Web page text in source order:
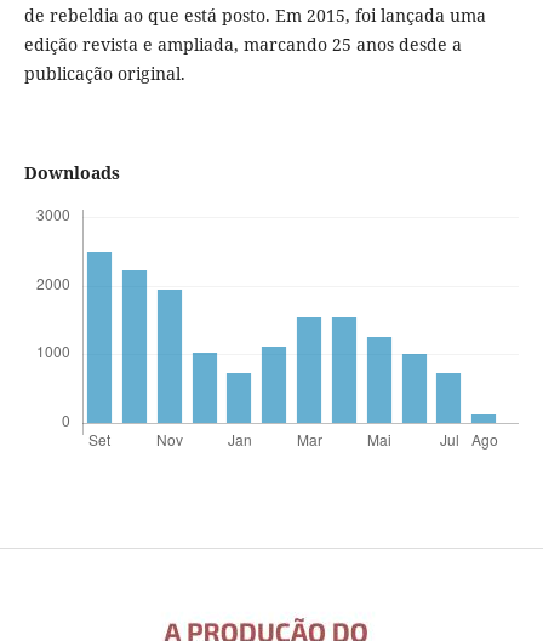
de rebeldia ao que está posto. Em 2015, foi lançada uma
edição revista e ampliada, marcando 25 anos desde a
publicação original.
Downloads